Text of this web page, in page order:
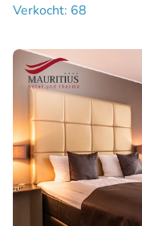
Verkocht: 68